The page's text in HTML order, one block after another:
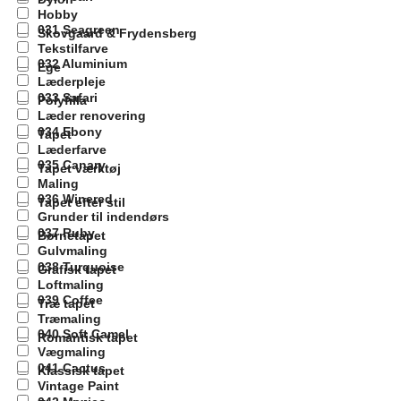
Skovgaard & Frydensberg
Ege
Polyfilla
Tapet
Tapet værktøj
Tapet efter stil
Børnetapet
Grafisk tapet
Træ tapet
Romantisk tapet
Klassisk tapet
031 Seagreen
032 Aluminium
033 Safari
034 Ebony
035 Canary
036 Winered
037 Ruby
038 Turquoise
039 Coffee
040 Soft Camel
041 Cactus
Hobby
Tekstilfarve
Læderpleje
Læder renovering
Læderfarve
Maling
Grunder til indendørs
Gulvmaling
Loftmaling
Træmaling
Vægmaling
Vintage Paint